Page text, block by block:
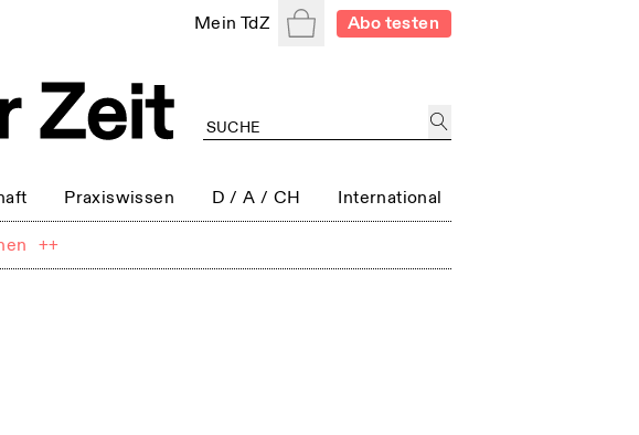
Mein TdZ WarenkorbAbo testen
Praxiswissen D / A / CH International
++